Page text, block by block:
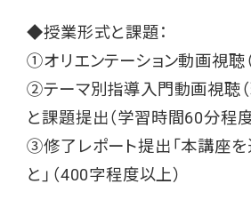
◆授業形式と課題：
①オリエンテーション動画視聴
②テーマ別指導入門動画視聴（
と課題提出（学習時間60分程度
③修了レポート提出「本講座を
と」（400字程度以上）